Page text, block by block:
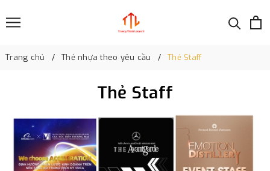
Trang chủ Thẻ nhựa theo yêu cầu Thẻ Staff
Thẻ Staff